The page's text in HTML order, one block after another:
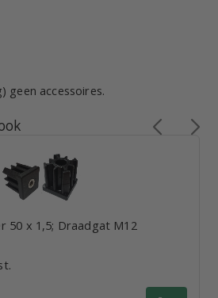
geen accessoires.
50 x 1,5; Draadgat M12